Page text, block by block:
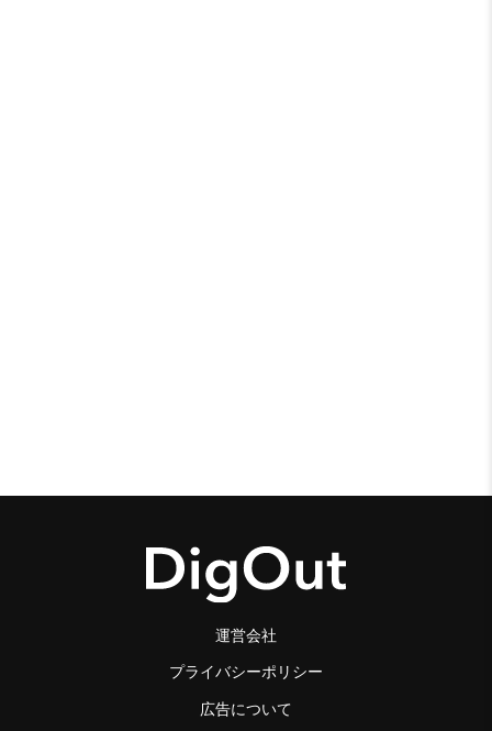
運営会社
プライバシーポリシー
広告について